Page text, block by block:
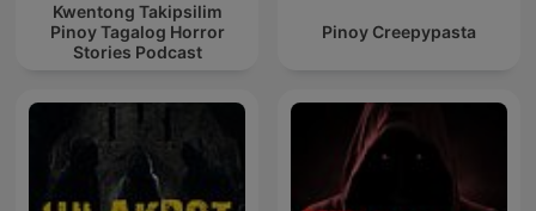
Kwentong Takipsilim
Pinoy Tagalog Horror
Stories Podcast
Pinoy Creepypasta